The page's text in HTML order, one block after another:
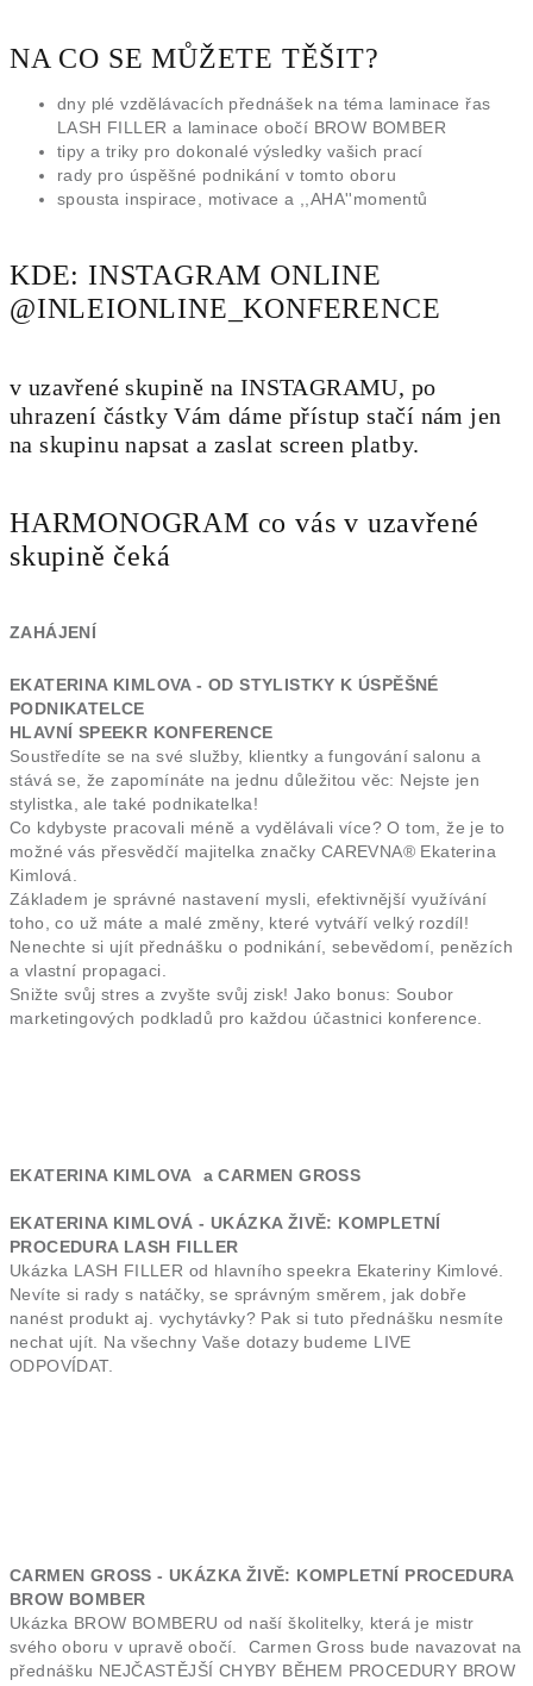
NA CO SE MŮŽETE TĚŠIT?
dny plé vzdělávacích přednášek na téma laminace řas
LASH FILLER a laminace obočí BROW BOMBER
tipy a triky pro dokonalé výsledky vašich prací
rady pro úspěšné podnikání v tomto oboru
spousta inspirace, motivace a ,,AHA''momentů
KDE: INSTAGRAM ONLINE
@INLEIONLINE_KONFERENCE
v uzavřené skupině na INSTAGRAMU, po
uhrazení částky Vám dáme přístup stačí nám jen
na skupinu napsat a zaslat screen platby.
HARMONOGRAM co vás v uzavřené
skupině čeká
ZAHÁJENÍ
EKATERINA KIMLOVA - OD STYLISTKY K ÚSPĚŠNÉ
PODNIKATELCE
HLAVNÍ SPEEKR KONFERENCE
Soustředíte se na své služby, klientky a fungování salonu a
stává se, že zapomínáte na jednu důležitou věc: Nejste jen
stylistka, ale také podnikatelka!
Co kdybyste pracovali méně a vydělávali více? O tom, že je to
možné vás přesvědčí majitelka značky CAREVNA® Ekaterina
Kimlová.
Základem je správné nastavení mysli, efektivnější využívání
toho, co už máte a malé změny, které vytváří velký rozdíl!
Nenechte si ujít přednášku o podnikání, sebevědomí, penězích
a vlastní propagaci.
Snižte svůj stres a zvyšte svůj zisk! Jako bonus: Soubor
marketingových podkladů pro každou účastnici konference.
EKATERINA KIMLOVA a CARMEN GROSS
EKATERINA KIMLOVÁ - UKÁZKA ŽIVĚ: KOMPLETNÍ
PROCEDURA LASH FILLER
Ukázka LASH FILLER od hlavního speekra Ekateriny Kimlové.
Nevíte si rady s natáčky, se správným směrem, jak dobře
nanést produkt aj. vychytávky? Pak si tuto přednášku nesmíte
nechat ujít. Na všechny Vaše dotazy budeme LIVE
ODPOVÍDAT.
CARMEN GROSS - UKÁZKA ŽIVĚ: KOMPLETNÍ PROCEDURA
BROW BOMBER
Ukázka BROW BOMBERU od naší školitelky, která je mistr
svého oboru v upravě obočí. Carmen Gross bude navazovat na
přednášku NEJČASTĚJŠÍ CHYBY BĚHEM PROCEDURY BROW